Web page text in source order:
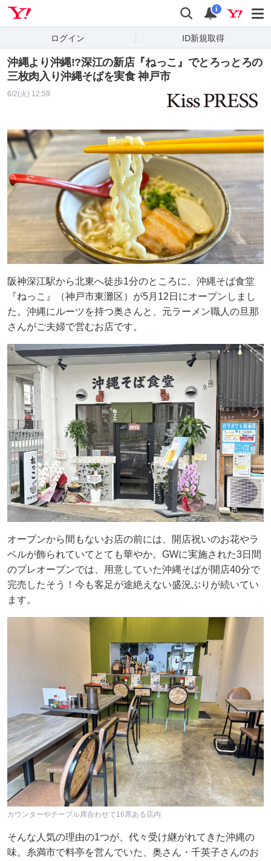
検索 通知
i
ログイン ID新規取得
沖縄より沖縄!?深江の新店『ねっこ』でとろっとろの
三枚肉入り沖縄そばを実食 神戸市
6/2(火) 12:59
阪神深江駅から北東へ徒歩1分のところに、沖縄そば食堂
『ねっこ』（神戸市東灘区）が5月12日にオープンしまし
た。沖縄にルーツを持つ奥さんと、元ラーメン職人の旦那
さんがご夫婦で営むお店です。
オープンから間もないお店の前には、開店祝いのお花やラ
ベルが飾られていてとても華やか。GWに実施された3日間
のプレオープンでは、用意していた沖縄そばが開店40分で
完売したそう！今も客足が途絶えない盛況ぶりが続いてい
ます。
カウンターやテーブル席合わせて16席ある店内
そんな人気の理由の1つが、代々受け継がれてきた沖縄の
味。糸満市で料亭を営んでいた、奥さん・千英子さんのお